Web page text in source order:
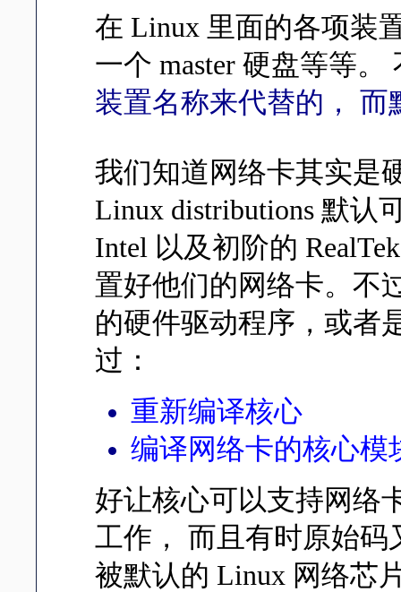
在 Linux 里面的各项装
一个 master 硬盘等等。
装置名称来代替的， 而
我们知道网络卡其实是
Linux distributions 默认
Intel 以及初阶的
置好他们的网络卡。不
的硬件驱动程序，或者
过：
重新编译核心
编译网络卡的核心模
好让核心可以支持网络
工作， 而且有时原始
被默认的 Linux 网络芯